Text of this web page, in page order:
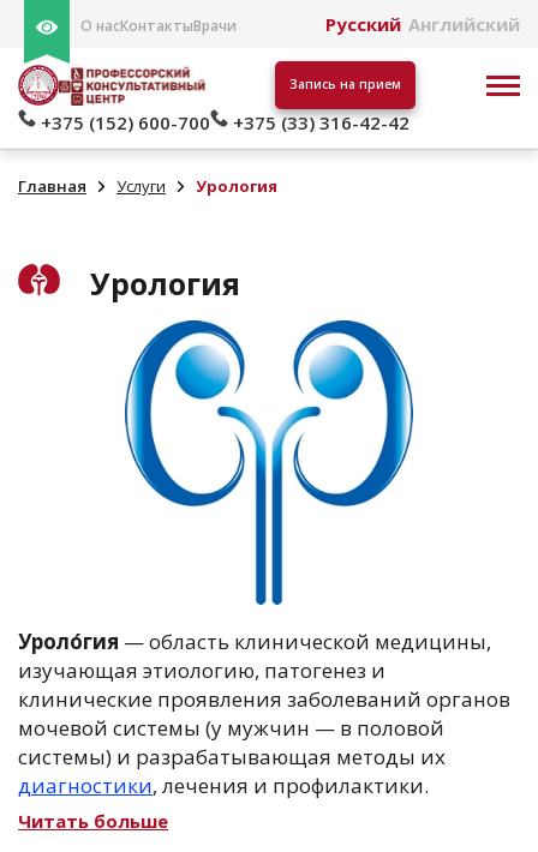
О насКонтактыВрачи Русский Английский
+375 (152) 600-700 +375 (33) 316-42-42
Запись на прием
Главная Услуги Урология
Урология
Уроло́гия — область клинической медицины,
изучающая этиологию, патогенез и
клинические проявления заболеваний органов
мочевой системы (у мужчин — в половой
системы) и разрабатывающая методы их
диагностики, лечения и профилактики.
Читать больше